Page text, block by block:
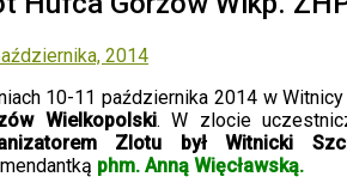
2014
10-11 października 2014 w Witnicy
Wielkopolski. W zlocie
Zlotu był Witnicki
phm. Anną Więcławską.